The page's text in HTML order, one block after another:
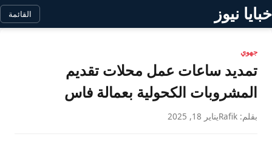
خبايا نيوز القائمة
جهوي
تمديد ساعات عمل محلات تقديم
المشروبات الكحولية بعمالة فاس
بقلم: Rafik يناير 18, 2025